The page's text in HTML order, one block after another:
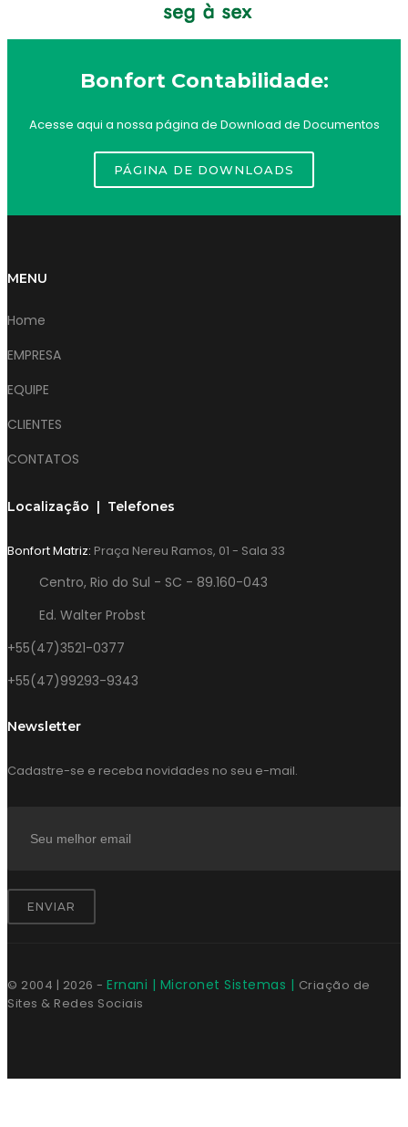
Bonfort Contabilidade:
Acesse aqui a nossa página de Download de Documentos
PÁGINA DE DOWNLOADS
MENU
Home
EMPRESA
EQUIPE
CLIENTES
CONTATOS
Localização | Telefones
Bonfort Matriz: Praça Nereu Ramos, 01 - Sala 33
Centro, Rio do Sul - SC - 89.160-043
Ed. Walter Probst
+55(47)3521-0377
+55(47)99293-9343
Newsletter
Cadastre-se e receba novidades no seu e-mail.
ENVIAR
© 2004 | 2026 - Ernani | Micronet Sistemas | Criação de
Sites & Redes Sociais